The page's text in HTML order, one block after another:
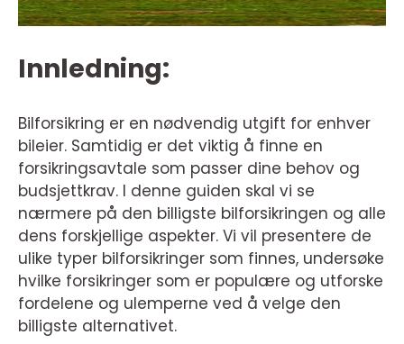
Innledning:
Bilforsikring er en nødvendig utgift for enhver
bileier. Samtidig er det viktig å finne en
forsikringsavtale som passer dine behov og
budsjettkrav. I denne guiden skal vi se
nærmere på den billigste bilforsikringen og alle
dens forskjellige aspekter. Vi vil presentere de
ulike typer bilforsikringer som finnes, undersøke
hvilke forsikringer som er populære og utforske
fordelene og ulemperne ved å velge den
billigste alternativet.